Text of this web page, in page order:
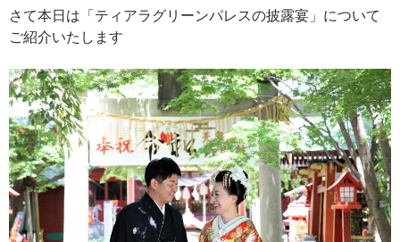
さて本日は「ティアラグリーンパレスの披露宴」について
ご紹介いたします